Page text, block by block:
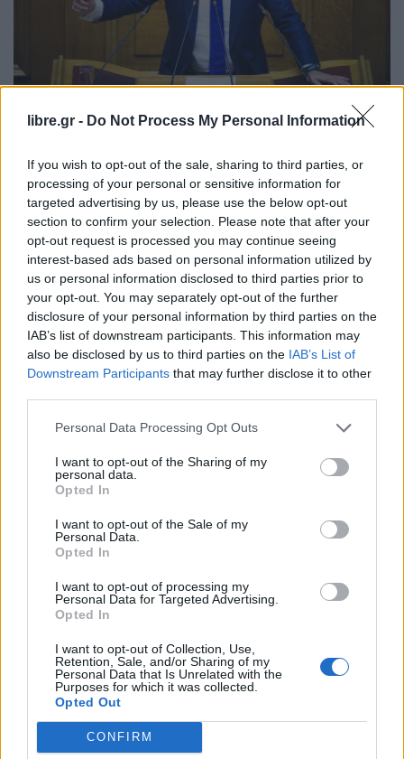
libre.gr - Do Not Process My Personal Information
If you wish to opt-out of the sale, sharing to third parties, or
processing of your personal or sensitive information for
targeted advertising by us, please use the below opt-out
section to confirm your selection. Please note that after your
opt-out request is processed you may continue seeing
interest-based ads based on personal information utilized by
us or personal information disclosed to third parties prior to
your opt-out. You may separately opt-out of the further
disclosure of your personal information by third parties on the
IAB’s list of downstream participants. This information may
also be disclosed by us to third parties on the IAB’s List of
Downstream Participants that may further disclose it to other
Personal Data Processing Opt Outs
I want to opt-out of the Sharing of my
personal data.
Opted In
I want to opt-out of the Sale of my
Personal Data.
Opted In
I want to opt-out of processing my
Personal Data for Targeted Advertising.
Opted In
I want to opt-out of Collection, Use,
Retention, Sale, and/or Sharing of my
Personal Data that Is Unrelated with the
Purposes for which it was collected.
Opted Out
CONFIRM
Πλεύρης: Θα έχουμε 1.000 ανακλήσεις
ασύλου έως τον προσεχή Ιούνιο
Η Συντακτική ομάδα του Libre
27 Φεβρουαρίου, 2026
Σαρωτική επανεξέταση όλων των δελτίων ασύλου
που έχει χορηγηθεί τα τελευταία χρόνια σε
προανήγγειλε ο Θάνος Πλεύρης στην ολομέλεια
ΠΕΡΙΣΣΌΤΕΡΑ ...